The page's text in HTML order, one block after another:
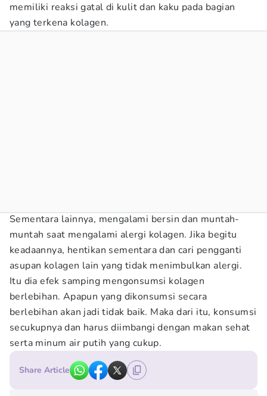
memiliki reaksi gatal di kulit dan kaku pada bagian
yang terkena kolagen.
Sementara lainnya, mengalami bersin dan muntah-
muntah saat mengalami alergi kolagen. Jika begitu
keadaannya, hentikan sementara dan cari pengganti
asupan kolagen lain yang tidak menimbulkan alergi.
Itu dia efek samping mengonsumsi kolagen
berlebihan. Apapun yang dikonsumsi secara
berlebihan akan jadi tidak baik. Maka dari itu, konsumsi
secukupnya dan harus diimbangi dengan makan sehat
serta minum air putih yang cukup.
Share Article